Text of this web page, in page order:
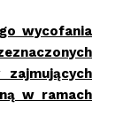
wycofania
w ramach